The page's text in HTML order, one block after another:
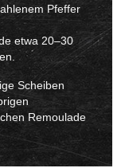
Pfeffer
etwa 20–30
Scheiben
Remoulade